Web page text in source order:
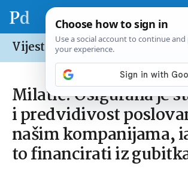
Vijesti /Hrvatska
Milatić: Osigurana je
i predvidivost
našim kompanijama,
to financirati iz